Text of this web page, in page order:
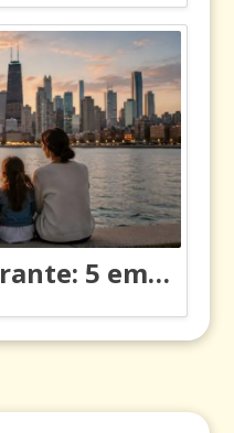
Resiliencia migrante: 5 emociones y cómo gestionarlas